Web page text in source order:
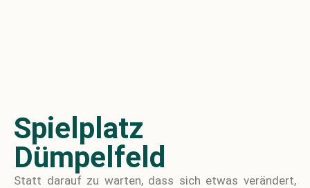
Spielplatz
Dümpelfeld
Statt darauf zu warten, dass sich etwas verändert,